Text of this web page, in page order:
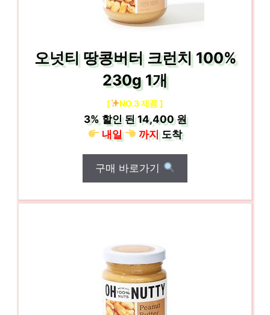
오넛티 땅콩버터 크런치 100%
230g 1개
[ NO.3 제품 ]
3%할인 된14,400 원
내일
까지도착
구매 바로가기